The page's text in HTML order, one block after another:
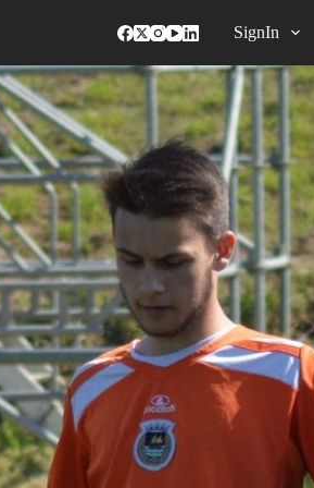
SignIn